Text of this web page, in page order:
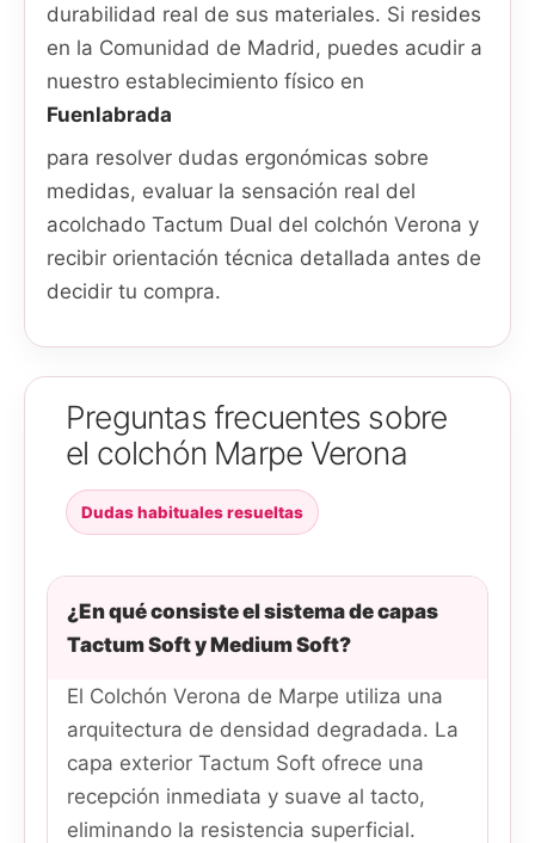
durabilidad real de sus materiales. Si resides
en la Comunidad de Madrid, puedes acudir a
nuestro establecimiento físico en
Fuenlabrada
para resolver dudas ergonómicas sobre
medidas, evaluar la sensación real del
acolchado Tactum Dual del colchón Verona y
recibir orientación técnica detallada antes de
decidir tu compra.
Preguntas frecuentes sobre
el colchón Marpe Verona
Dudas habituales resueltas
¿En qué consiste el sistema de capas
Tactum Soft y Medium Soft?
El Colchón Verona de Marpe utiliza una
arquitectura de densidad degradada. La
capa exterior Tactum Soft ofrece una
recepción inmediata y suave al tacto,
eliminando la resistencia superficial.